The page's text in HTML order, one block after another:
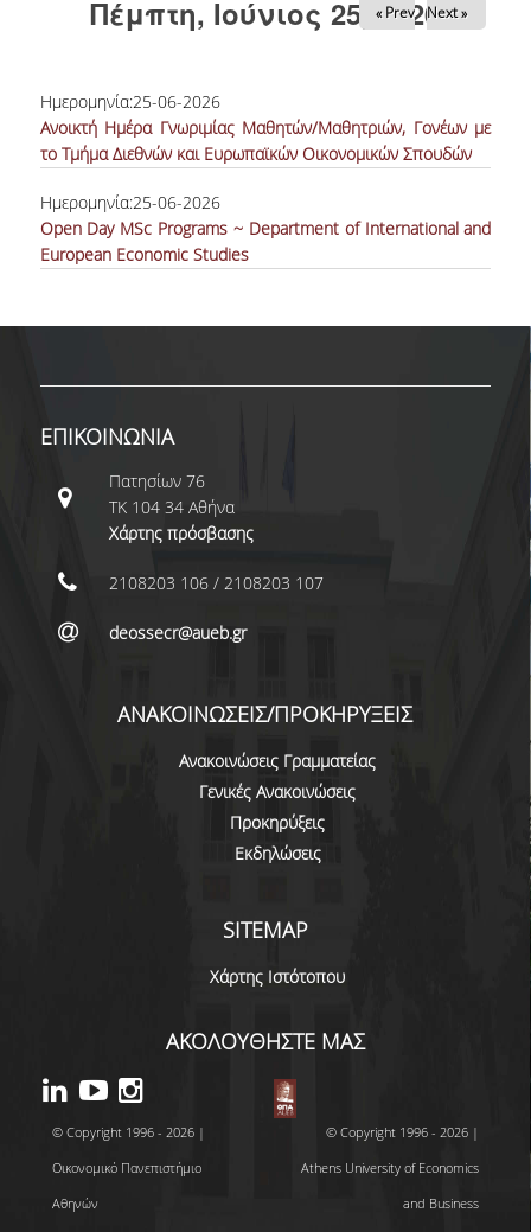
ΜΕΛΗ ΔΕΠ
ΕΤΑΙΡΟΙ
ΕΝΤΕΤΑΛΜΕΝΟΙ ΔΙΔΑΣΚΟΝΤΕΣ
ΜΕΤΑΔΙΔΑΚΤΟΡΕΣ
ΔΙΟΙΚΗΤΙΚΟ ΠΡΟΣΩΠΙΚΟ
ΓΙΑΤΙ ΔΕΟΣ
ΟΙΚΟΝΟΜΙΚΑ ΜΕ ΔΙΕΘΝΗ ΔΙΑΣΤΑΣΗ
ΔΙΕΠΙΣΤΗΜΟΝΙΚΟΤΗΤΑ
ΠΑΙΔΑΓΩΓΙΚΗ ΦΙΛΟΣΟΦΙΑ
ΤΕΧΝΟΛΟΓΙΚΗ ΕΝΣΩΜΑΤΩΣΗ
ΜΑΘΗΜΑΤΙΚΑ
ΑΠΟΤΕΛΕΣΜΑΤΑ ΣΤΑΔΙΟΔΡΟΜΙΑΣ
ΟΔΗΓΟΣ ΣΠΟΥΔΩΝ
ΠΡΟΓΡΑΜΜΑ ΣΠΟΥΔΩΝ
Πέμπτη, Ιούνιος 25, 2026
« Prev Next »
Ημερομηνία:25-06-2026
Ανοικτή Ημέρα Γνωριμίας Μαθητών/Μαθητριών, Γονέων με
το Τμήμα Διεθνών και Ευρωπαϊκών Οικονομικών Σπουδών
Ημερομηνία:25-06-2026
Open Day MSc Programs ~ Department of International and
European Economic Studies
ΕΠΙΚΟΙΝΩΝΙΑ
Πατησίων 76
ΤΚ 104 34 Αθήνα
Χάρτης πρόσβασης
2108203 106 / 2108203 107
deossecr@aueb.gr
ΑΝΑΚΟΙΝΩΣΕΙΣ/ΠΡΟΚΗΡΥΞΕΙΣ
Ανακοινώσεις Γραμματείας
Γενικές Ανακοινώσεις
Προκηρύξεις
Εκδηλώσεις
SITEMAP
Χάρτης Ιστότοπου
ΑΚΟΛΟΥΘΗΣΤΕ ΜΑΣ
© Copyright 1996 - 2026 |
Οικονομικό Πανεπιστήμιο
Αθηνών
© Copyright 1996 - 2026 |
Athens University of Economics
and Business